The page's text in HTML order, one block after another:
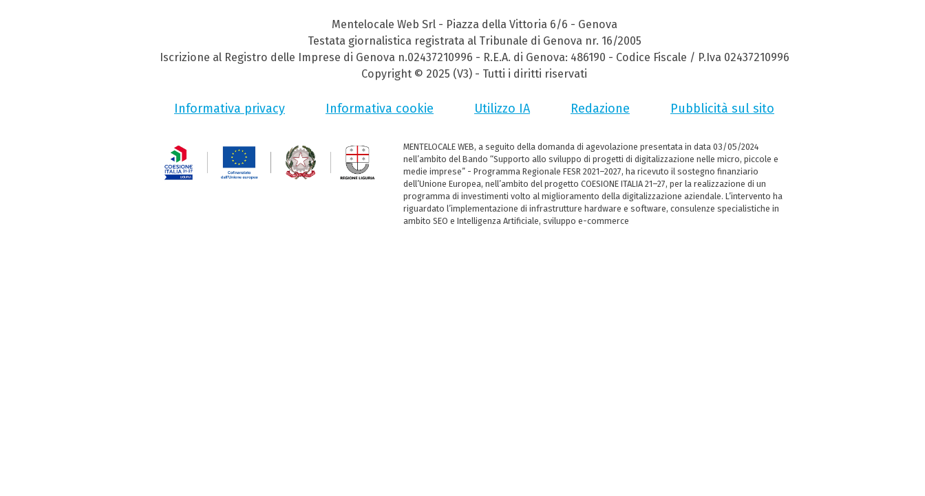
Mentelocale Web Srl - Piazza della Vittoria 6/6 - Genova
Testata giornalistica registrata al Tribunale di Genova nr. 16/2005
Iscrizione al Registro delle Imprese di Genova n.02437210996 - R.E.A. di Genova: 486190 - Codice Fiscale / P.Iva 02437210996
Copyright © 2025 (V3) - Tutti i diritti riservati
Informativa privacy Informativa cookie Utilizzo IA Redazione Pubblicità sul sito
MENTELOCALE WEB, a seguito della domanda di agevolazione presentata in data 03/05/2024
nell’ambito del Bando “Supporto allo sviluppo di progetti di digitalizzazione nelle micro, piccole e
medie imprese” - Programma Regionale FESR 2021–2027, ha ricevuto il sostegno finanziario
dell’Unione Europea, nell’ambito del progetto COESIONE ITALIA 21–27, per la realizzazione di un
programma di investimenti volto al miglioramento della digitalizzazione aziendale. L’intervento ha
riguardato l’implementazione di infrastrutture hardware e software, consulenze specialistiche in
ambito SEO e Intelligenza Artificiale, sviluppo e-commerce